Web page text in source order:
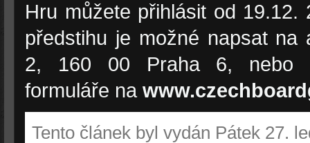
Hru můžete přihlásit od 19.12.
předstihu je možné napsat na
2, 160 00 Praha 6, nebo
formuláře na
Tento článek byl vydán Pátek 27.